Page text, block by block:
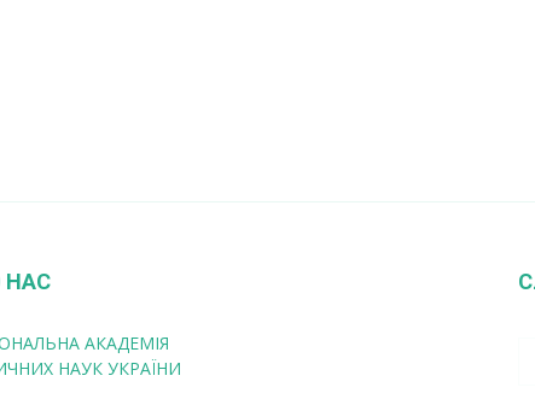
НАС
АКАДЕМІЯ
НАУК УКРАЇНИ